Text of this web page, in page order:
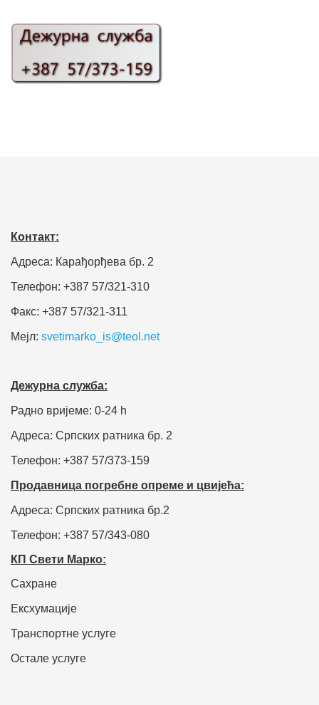
Контакт:
Адреса: Карађорђева бр. 2
Телефон: +387 57/321-310
Факс: +387 57/321-311
Мејл: svetimarko_is@teol.net
Дежурна служба:
Радно вријеме: 0-24 h
Адреса: Српских ратника бр. 2
Телефон: +387 57/373-159
Продавница погребне опреме и цвијећа:
Адреса: Српских ратника бр.2
Телефон: +387 57/343-080
КП Свети Марко:
Сахране
Ексхумације
Транспортне услуге
Остале услуге